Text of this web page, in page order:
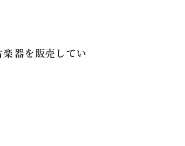
器を販売してい